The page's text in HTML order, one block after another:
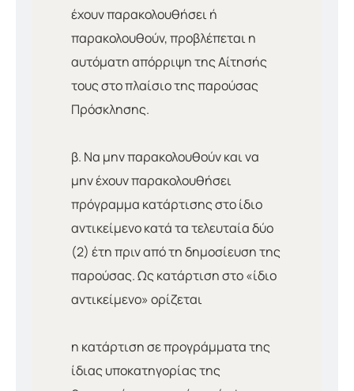
έχουν παρακολουθήσει ή
παρακολουθούν, προβλέπεται η
αυτόματη απόρριψη της Αίτησής
τους στο πλαίσιο της παρούσας
Πρόσκλησης.
β. Να μην παρακολουθούν και να
μην έχουν παρακολουθήσει
πρόγραμμα κατάρτισης στο ίδιο
αντικείμενο κατά τα τελευταία δύο
(2) έτη πριν από τη δημοσίευση της
παρούσας. Ως κατάρτιση στο «ίδιο
αντικείμενο» ορίζεται
η κατάρτιση σε προγράμματα της
ίδιας υποκατηγορίας της